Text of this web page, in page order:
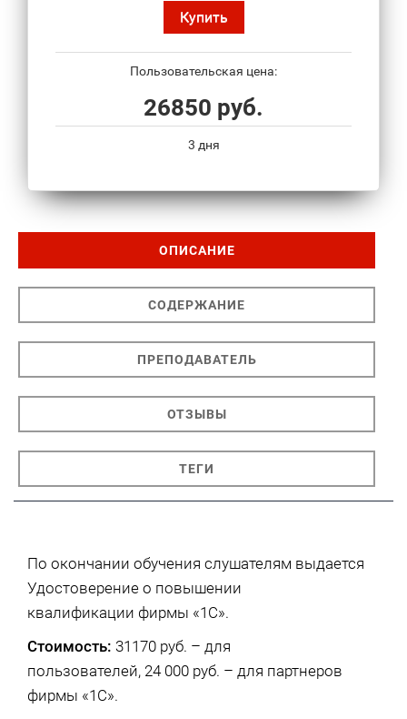
Купить
Пользовательская цена:
26850 руб.
3 дня
ОПИСАНИЕ
СОДЕРЖАНИЕ
ПРЕПОДАВАТЕЛЬ
ОТЗЫВЫ
ТЕГИ
По окончании обучения слушателям выдается
Удостоверение о повышении
квалификации фирмы «1С».
Стоимость: 31170 руб. – для
пользователей, 24 000 руб. – для партнеров
фирмы «1С».